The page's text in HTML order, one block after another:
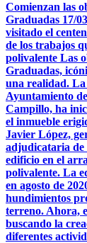
Comienzan las
Graduadas 17/
visitado el
de los trabajos
polivalente Las
Graduadas,
una realidad.
Ayuntamiento
Campillo, ha
el inmueble
Javier López,
adjudicataria
edificio en el
polivalente. La
en agosto de
hundimientos
terreno. Ahora,
buscando la
diferentes